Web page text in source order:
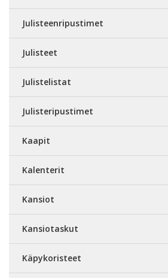
Julisteenripustimet
Julisteet
Julistelistat
Julisteripustimet
Kaapit
Kalenterit
Kansiot
Kansiotaskut
Käpykoristeet